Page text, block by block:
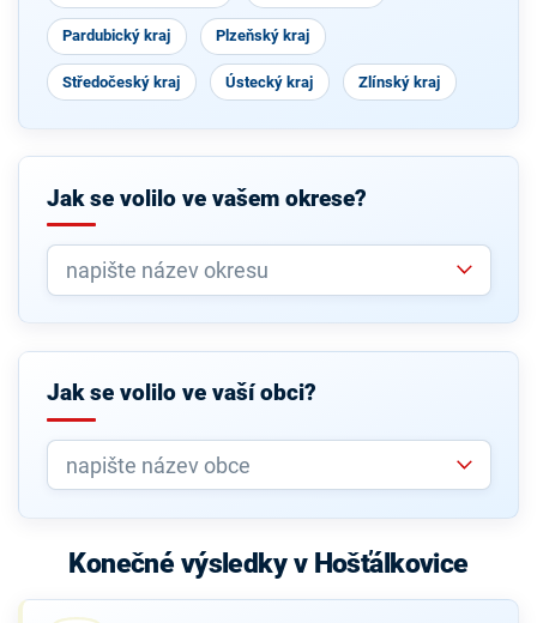
Pardubický kraj Plzeňský kraj
Středočeský kraj Ústecký kraj Zlínský kraj
Jak se volilo ve vašem okrese?
Jak se volilo ve vaší obci?
Konečné výsledky v Hošťálkovice